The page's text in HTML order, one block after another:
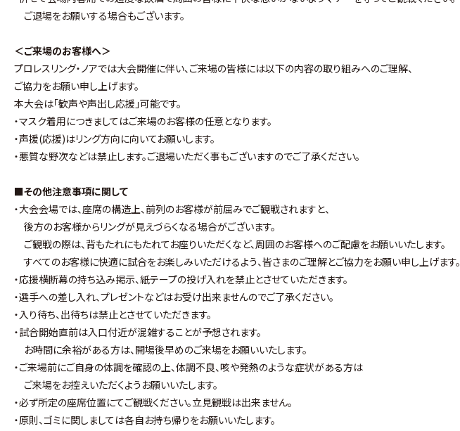
ご退場をお願いする場合もございます。
＜ご来場のお客様へ＞
プロレスリング・ノアでは大会開催に伴い、ご来場の皆様には以下の内容の取り組みへのご理解、
ご協力をお願い申し上げます。
本大会は｢歓声や声出し応援｣可能です。
・マスク着用につきましてはご来場のお客様の任意となります。
・声援(応援)はリング方向に向いてお願いします。
・悪質な野次などは禁止します。ご退場いただく事もございますのでご了承ください。
■その他注意事項に関して
・大会会場では、座席の構造上、前列のお客様が前屈みでご観戦されますと、
後方のお客様からリングが見えづらくなる場合がございます。
ご観戦の際は、背もたれにもたれてお座りいただくなど、周囲のお客様へのご配慮をお願いいたします。
すべてのお客様に快適に試合をお楽しみいただけるよう、皆さまのご理解とご協力をお願い申し上げます。
・応援横断幕の持ち込み掲示、紙テープの投げ入れを禁止とさせていただきます。
・選手への差し入れ、プレゼントなどはお受け出来ませんのでご了承ください。
・入り待ち、出待ちは禁止とさせていただきます。
・試合開始直前は入口付近が混雑することが予想されます。
お時間に余裕がある方は、開場後早めのご来場をお願いいたします。
・ご来場前にご自身の体調を確認の上、体調不良、咳や発熱のような症状がある方は
ご来場をお控えいただくようお願いいたします。
・必ず所定の座席位置にてご観戦ください。立見観戦は出来ません。
・原則、ゴミに関しましては各自お持ち帰りをお願いいたします。